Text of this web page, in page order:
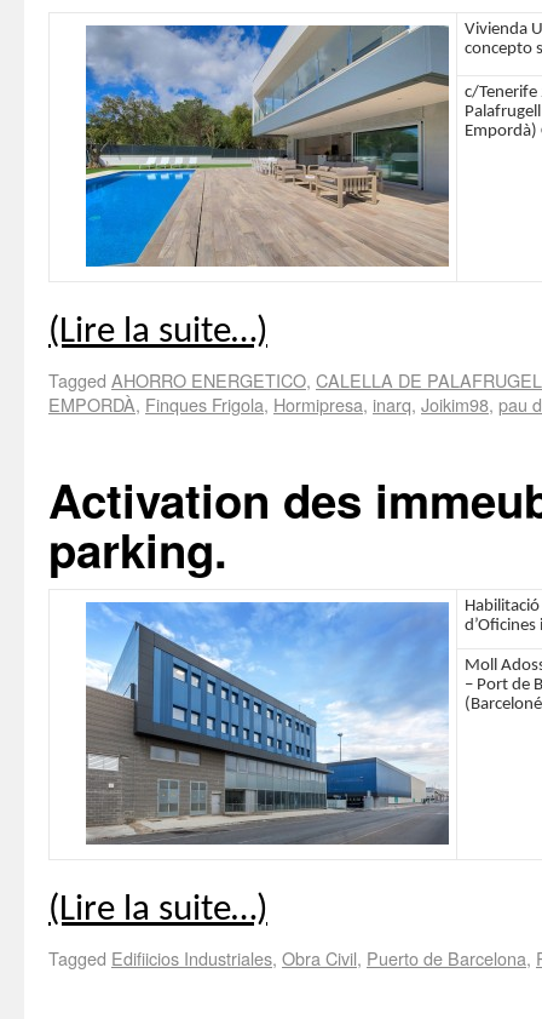
Vivienda
concepto
c/Tenerife
Empordà)
(Lire la suite…)
Tagged AHORRO ENERGETICO, CALELLA DE
EMPORDÀ, Finques Frigola, Hormipresa, inarq, Joikim98, pau
Activation des
parking.
Moll
– Port de
(Lire la suite…)
Tagged Edifiicios Industriales, Obra Civil, Puerto de Barcelona,